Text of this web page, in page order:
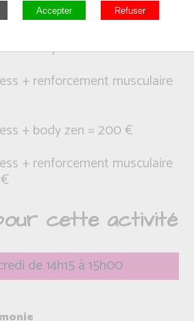
se dépensant.
+ renforcement musculaire
+ body zen = 200 €
+ renforcement musculaire
cette activité
de 14h15 à 15h00